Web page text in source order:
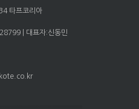
타프코리아
| 대표자:신동민